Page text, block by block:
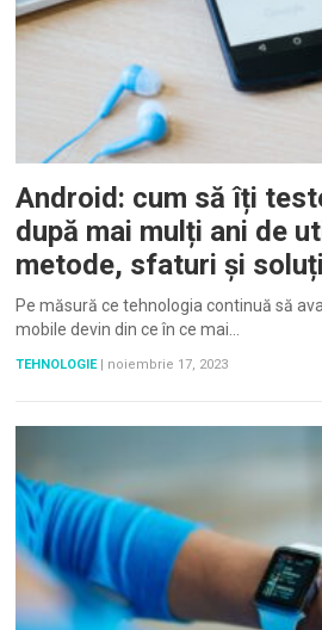
Android: cum să îți
după mai mulți ani de
metode, sfaturi și
Pe măsură ce tehnologia continuă să
mobile devin din ce în ce mai…
TEHNOLOGIE noiembrie 17, 2023